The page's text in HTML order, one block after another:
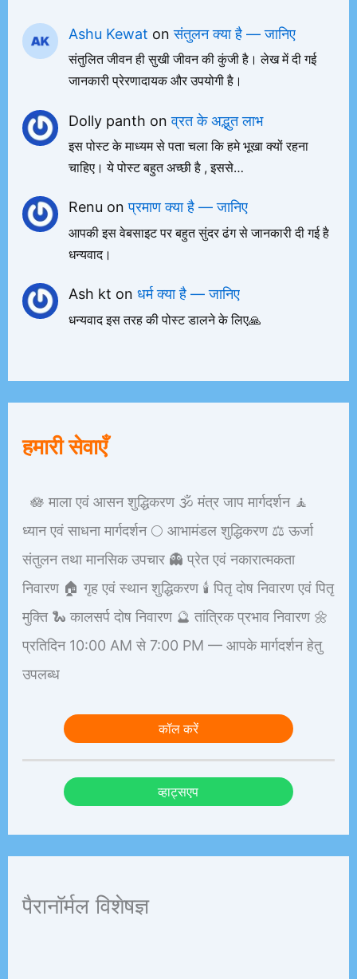
Ashu Kewat onसंतुलन क्या है — जानिए
संतुलित जीवन ही सुखी जीवन की कुंजी है। लेख में दी गई
जानकारी प्रेरणादायक और उपयोगी है।
Dolly panth onव्रत के अद्भुत लाभ
इस पोस्ट के माध्यम से पता चला कि हमे भूखा क्यों रहना
चाहिए। ये पोस्ट बहुत अच्छी है , इससे…
Renu onप्रमाण क्या है — जानिए
आपकी इस वेबसाइट पर बहुत सुंदर ढंग से जानकारी दी गई है
धन्यवाद।
Ash kt onधर्म क्या है — जानिए
धन्यवाद इस तरह की पोस्ट डालने के लिए🙏
हमारी सेवाएँ
🪷 माला एवं आसन शुद्धिकरण 🕉️ मंत्र जाप मार्गदर्शन 🧘
ध्यान एवं साधना मार्गदर्शन 🌕 आभामंडल शुद्धिकरण ⚖️ ऊर्जा
संतुलन तथा मानसिक उपचार 👻 प्रेत एवं नकारात्मकता
निवारण 🏠 गृह एवं स्थान शुद्धिकरण 🕯️ पितृ दोष निवारण एवं पितृ
मुक्ति 🐍 कालसर्प दोष निवारण 🔮 तांत्रिक प्रभाव निवारण 🌼
प्रतिदिन 10:00 AM से 7:00 PM — आपके मार्गदर्शन हेतु
उपलब्ध
कॉल करें
व्हाट्सएप
पैरानॉर्मल विशेषज्ञ